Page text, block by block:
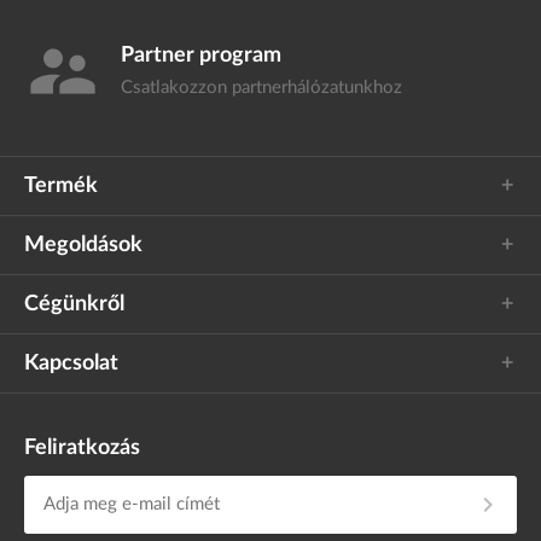
supervisor_account Partner program
Csatlakozzon partnerhálózatunkhoz
Termék
Megoldások
Cégünkről
Kapcsolat
Feliratkozás
chevron_right